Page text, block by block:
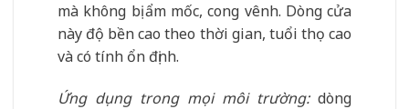
mà không bị ẩm mốc, cong vênh. Dòng cửa
này độ bền cao theo thời gian, tuổi thọ cao
và có tính ổn định.
Ứng dụng trong mọi môi trường:dòng